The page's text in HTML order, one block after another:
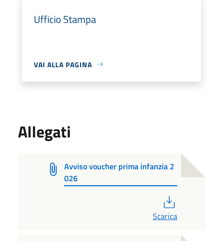
Ufficio Stampa
VAI ALLA PAGINA
Allegati
Avviso voucher prima infanzia 2
026
Scarica